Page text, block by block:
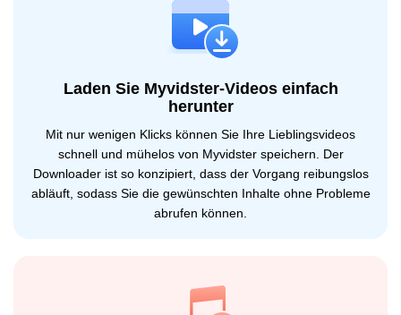
Laden Sie Myvidster-Videos einfach
herunter
Mit nur wenigen Klicks können Sie Ihre Lieblingsvideos
schnell und mühelos von Myvidster speichern. Der
Downloader ist so konzipiert, dass der Vorgang reibungslos
abläuft, sodass Sie die gewünschten Inhalte ohne Probleme
abrufen können.